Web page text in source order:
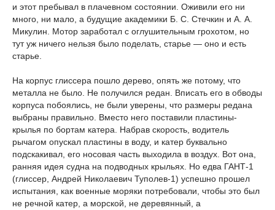
и этот пребывал в плачевном состоянии. Оживили его ни
много, ни мало, а будущие академики Б. С. Стечкин и А. А.
Микулин. Мотор заработал с оглушительным грохотом, но
тут уж ничего нельзя было поделать, старье — оно и есть
старье.
На корпус глиссера пошло дерево, опять же потому, что
металла не было. Не получился редан. Вписать его в обводы
корпуса побоялись, не были уверены, что размеры редана
выбраны правильно. Вместо него поставили пластины-
крылья по бортам катера. Набрав скорость, водитель
рычагом опускал пластины в воду, и катер буквально
подскакивал, его носовая часть выходила в воздух. Вот она,
ранняя идея судна на подводных крыльях. Но едва ГАНТ-1
(глиссер, Андрей Николаевич Туполев-1) успешно прошел
испытания, как военные моряки потребовали, чтобы это был
не речной катер, а морской, не деревянный, а